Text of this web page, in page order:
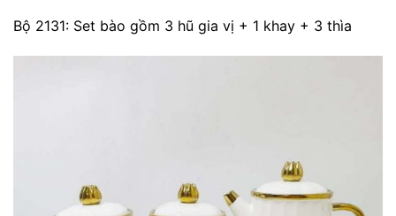
Bộ 2131: Set bào gồm 3 hũ gia vị + 1 khay + 3 thìa